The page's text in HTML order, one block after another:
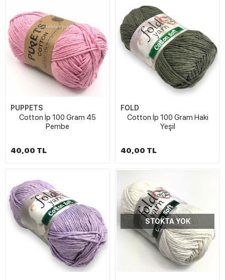
PUPPETS
Cotton İp 100 Gram 45
Pembe
40,00 TL
FOLD
Cotton İp 100 Gram Haki
Yeşil
40,00 TL
STOKTA YOK